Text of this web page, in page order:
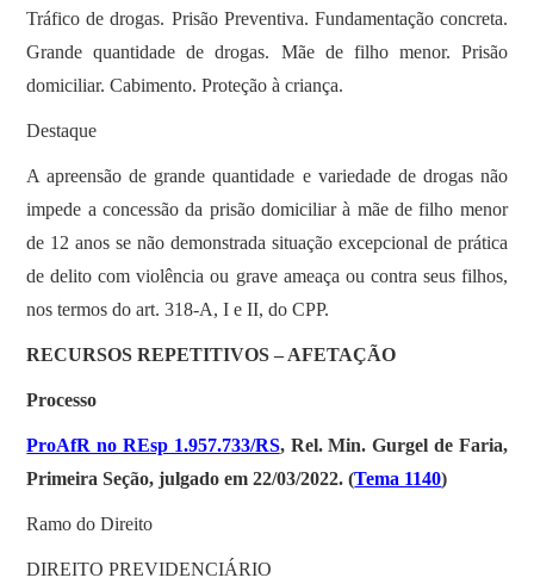
Tráfico de drogas. Prisão Preventiva. Fundamentação concreta.
Grande quantidade de drogas. Mãe de filho menor. Prisão
domiciliar. Cabimento. Proteção à criança.
Destaque
A apreensão de grande quantidade e variedade de drogas não
impede a concessão da prisão domiciliar à mãe de filho menor
de 12 anos se não demonstrada situação excepcional de prática
de delito com violência ou grave ameaça ou contra seus filhos,
nos termos do art. 318-A, I e II, do CPP.
RECURSOS REPETITIVOS – AFETAÇÃO
Processo
ProAfR no REsp 1.957.733/RS, Rel. Min. Gurgel de Faria,
Primeira Seção, julgado em 22/03/2022. (Tema 1140)
Ramo do Direito
DIREITO PREVIDENCIÁRIO